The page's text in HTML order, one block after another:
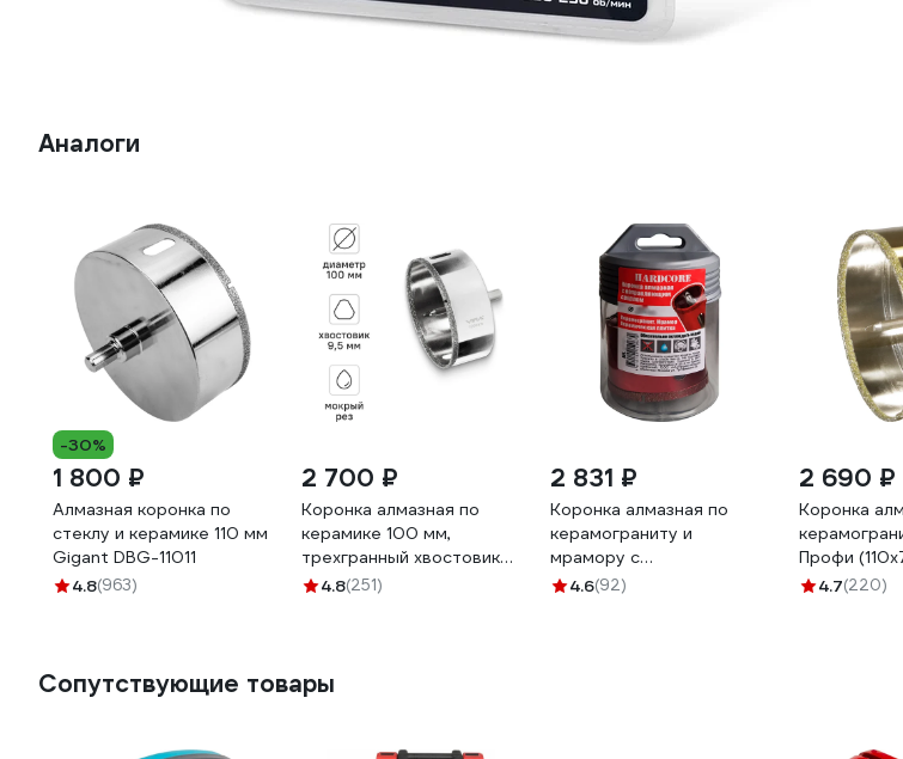
Аналоги
-30%
1 800 ₽
Алмазная коронка по
стеклу и керамике 110 мм
Gigant DBG-11011
4.8(963)
2 700 ₽
Коронка алмазная по
керамике 100 мм,
трехгранный хвостовик
VIRA 559518
4.8(251)
2 831 ₽
Коронка алмазная по
керамограниту и
мрамору с
направляющим сверлом
4.6(92)
2 690 ₽
Коронка
Профи
ПРАКТИКА
4.7(220)
Сопутствующие товары